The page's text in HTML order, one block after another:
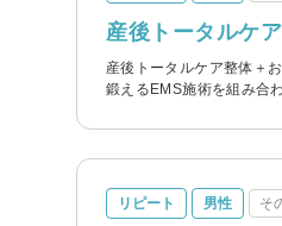
産後トータルケ
産後トータルケア整体＋
鍛えるEMS施術を組み合
リピート 男性 そ